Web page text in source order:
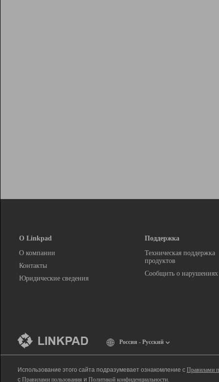
О Linkpad
О компании
Контакты
Юридические сведения
Поддержка
Техническая поддержка
продуктов
Сообщить о нарушениях
Россия - Русский
Использование этого сайта подразумевает ознакомление с Правилами
с Правилами пользования и Политикой конфиденциальности.